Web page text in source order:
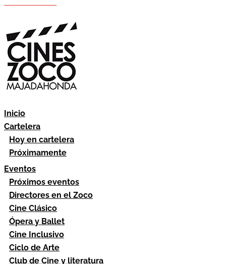
Inicio
Cartelera
Hoy en cartelera
Próximamente
Eventos
Próximos eventos
Directores en el Zoco
Cine Clásico
Ópera y Ballet
Cine Inclusivo
Ciclo de Arte
Club de Cine y literatura